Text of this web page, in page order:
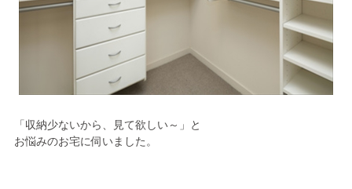
「収納少ないから、見て欲しい～」と
お悩みのお宅に伺いました。